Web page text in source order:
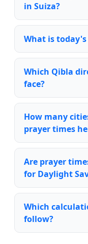
in Suiza?
What is
Which Qibla
face?
How many
prayer times
Are prayer
for Daylight
Which
follow?